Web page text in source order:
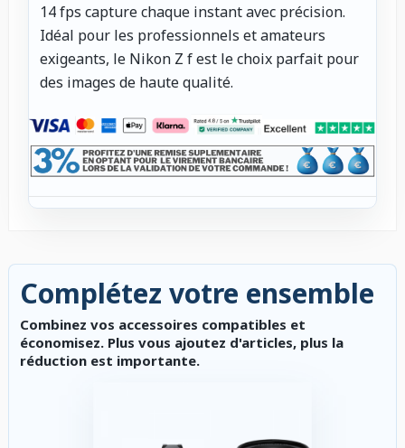
14 fps capture chaque instant avec précision.
Idéal pour les professionnels et amateurs
exigeants, le Nikon Z f est le choix parfait pour
des images de haute qualité.
Complétez votre ensemble
Combinez vos accessoires compatibles et
économisez. Plus vous ajoutez d'articles, plus la
réduction est importante.